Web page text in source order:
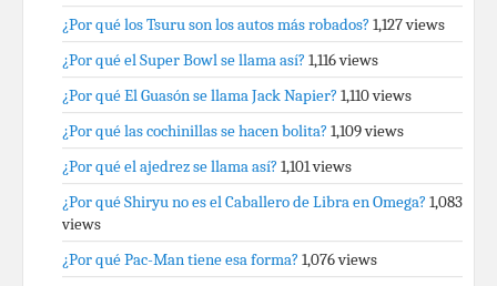
¿Por qué los Tsuru son los autos más robados? 1,127 views
¿Por qué el Super Bowl se llama así? 1,116 views
¿Por qué El Guasón se llama Jack Napier? 1,110 views
¿Por qué las cochinillas se hacen bolita? 1,109 views
¿Por qué el ajedrez se llama así? 1,101 views
¿Por qué Shiryu no es el Caballero de Libra en Omega? 1,083
views
¿Por qué Pac-Man tiene esa forma? 1,076 views